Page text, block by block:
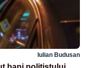
Iulian Budusan